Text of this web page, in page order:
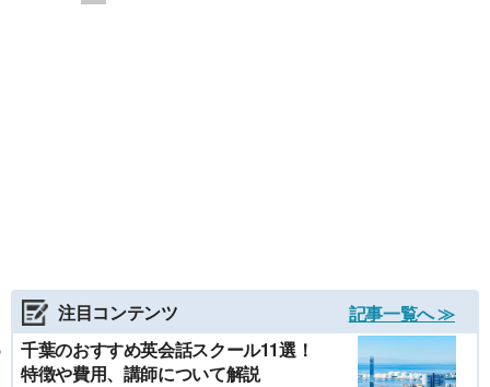
注目コンテンツ
記事一覧へ ≫
千葉のおすすめ英会話スクール11選！
特徴や費用、講師について解説